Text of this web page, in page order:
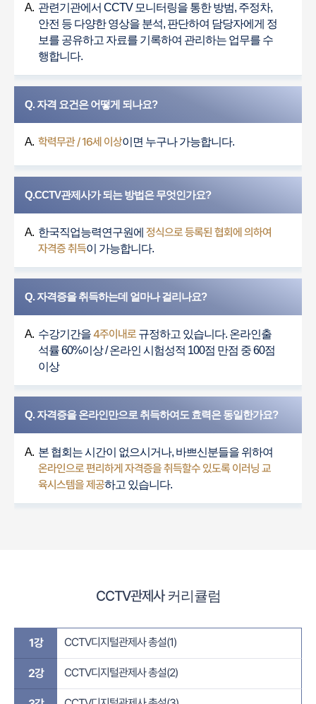
A. 관련기관에서 CCTV 모니터링을 통한 방범, 주정차,
안전 등 다양한 영상을 분석, 판단하여 담당자에게 정
보를 공유하고 자료를 기록하여 관리하는 업무를 수
행합니다.
Q. 자격 요건은 어떻게 되나요?
A. 학력무관 / 16세 이상이면 누구나 가능합니다.
Q.CCTV관제사가 되는 방법은 무엇인가요?
A. 한국직업능력연구원에 정식으로 등록된 협회에 의하여
자격증 취득이 가능합니다.
Q. 자격증을 취득하는데 얼마나 걸리나요?
A. 수강기간을4주이내로규정하고 있습니다. 온라인출
석률 60%이상 / 온라인 시험성적 100점 만점 중 60점
이상
Q. 자격증을 온라인만으로 취득하여도 효력은 동일한가요?
A. 본 협회는 시간이 없으시거나, 바쁘신분들을 위하여
온라인으로 편리하게 자격증을 취득할수 있도록 이러닝 교
육시스템을 제공하고 있습니다.
CCTV관제사 커리큘럼
1강 CCTV디지털관제사 총설(1)
2강 CCTV디지털관제사 총설(2)